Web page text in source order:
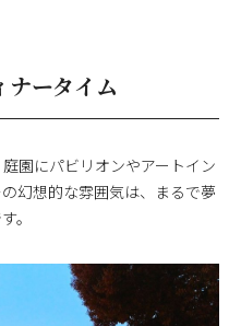
ナータイム
園にパビリオンやアートイン
幻想的な雰囲気は、まるで夢
。